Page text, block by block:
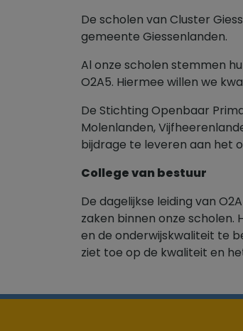
De scholen van Cluster
gemeente Giessenlanden.
Al onze scholen stemmen
O2A5. Hiermee willen we
De Stichting Openbaar
Molenlanden,
bijdrage te leveren aan het
College van bestuur
De dagelijkse leiding van
zaken binnen onze
en de onderwijskwaliteit te
ziet toe op de kwaliteit en